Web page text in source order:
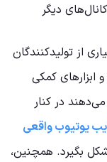
دیگر
از تولیدکنندگان
ابزارهای کمکی
در کنار
یوتیوب واقعی
شکل بگیرد. همچنین،